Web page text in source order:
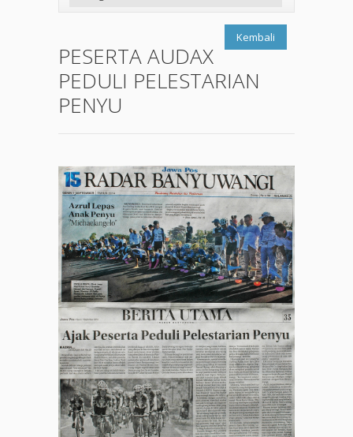
Kembali
PESERTA AUDAX
PEDULI PELESTARIAN
PENYU